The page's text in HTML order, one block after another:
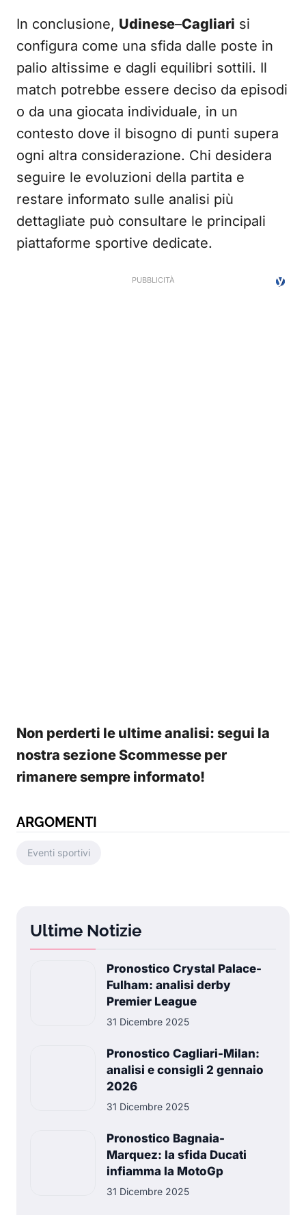
In conclusione, Udinese–Cagliari si
configura come una sfida dalle poste in
palio altissime e dagli equilibri sottili. Il
match potrebbe essere deciso da episodi
o da una giocata individuale, in un
contesto dove il bisogno di punti supera
ogni altra considerazione. Chi desidera
seguire le evoluzioni della partita e
restare informato sulle analisi più
dettagliate può consultare le principali
piattaforme sportive dedicate.
Non perderti le ultime analisi: segui la
nostra sezione Scommesse per
rimanere sempre informato!
ARGOMENTI
Eventi sportivi
Ultime Notizie
Pronostico Crystal Palace-
Fulham: analisi derby
Premier League
31 Dicembre 2025
Pronostico Cagliari-Milan:
analisi e consigli 2 gennaio
2026
31 Dicembre 2025
Pronostico Bagnaia-
Marquez: la sfida Ducati
infiamma la MotoGp
31 Dicembre 2025